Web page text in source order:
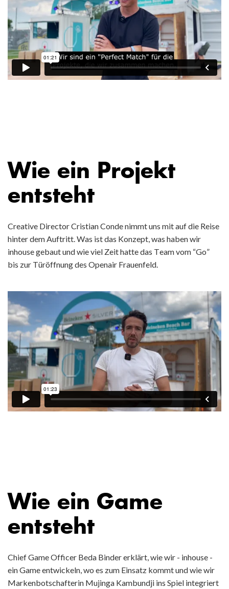
Wie ein Projekt
entsteht
Creative Director Cristian Conde nimmt uns mit auf die Reise
hinter dem Auftritt. Was ist das Konzept, was haben wir
inhouse gebaut und wie viel Zeit hatte das Team vom “Go”
bis zur Türöffnung des Openair Frauenfeld.
Wie ein Game
entsteht
Chief Game Officer Beda Binder erklärt, wie wir - inhouse -
ein Game entwickeln, wo es zum Einsatz kommt und wie wir
Markenbotschafterin Mujinga Kambundji ins Spiel integriert